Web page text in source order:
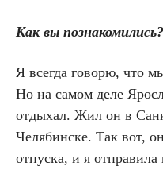
Как вы познакомились?
Я всегда говорю, что
Но на самом деле
отдыхал. Жил он в
Челябинске. Так вот,
отпуска, и я